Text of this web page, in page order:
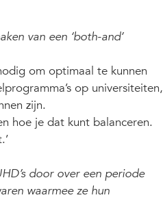
van een ‘both-and’
om optimaal te kunnen
op universiteiten,
zijn.
hoe je dat kunt balanceren.
door over een periode
waarmee ze hun